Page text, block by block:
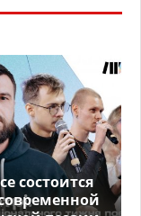
состоится